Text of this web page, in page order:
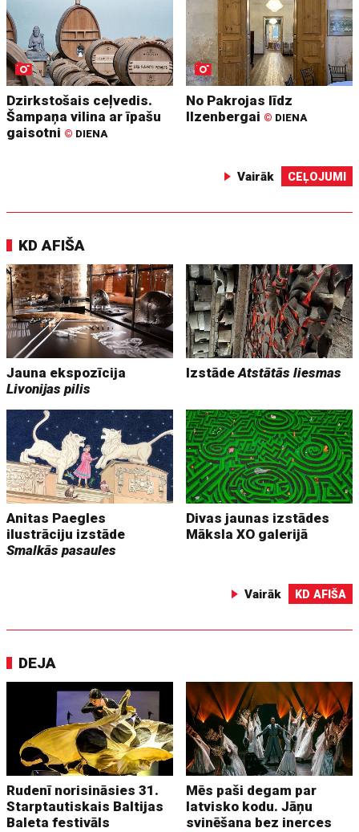
Dzirkstošais ceļvedis.
Šampaņa vilina ar īpašu
gaisotni © DIENA
No Pakrojas līdz
Ilzenbergai © DIENA
Vairāk CEĻOJUMI
KD AFIŠA
Jauna ekspozīcija
Livonijas pilis
IzstādeAtstātās liesmas
Anitas Paegles
ilustrāciju izstāde
Smalkās pasaules
Divas jaunas izstādes
Māksla XO galerijā
Vairāk KD AFIŠA
DEJA
Rudenī norisināsies 31.
Starptautiskais Baltijas
Baleta festivāls
Mēs paši degam par
latvisko kodu. Jāņu
svinēšana bez inerces